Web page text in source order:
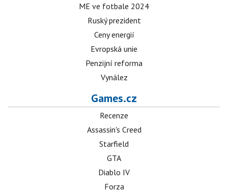
ME ve fotbale 2024
Ruský prezident
Ceny energií
Evropská unie
Penzijní reforma
Vynález
Games.cz
Recenze
Assassin's Creed
Starfield
GTA
Diablo IV
Forza